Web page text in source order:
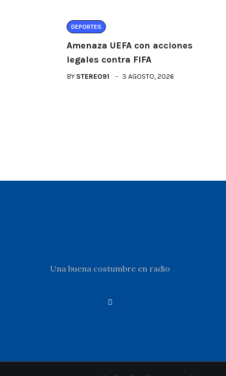
DEPORTES
Amenaza UEFA con acciones
legales contra FIFA
BY STEREO91 3 AGOSTO, 2026
Una buena costumbre en radio